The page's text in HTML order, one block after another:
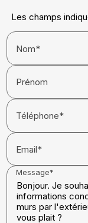
Les champs
Nom*
Prénom
Téléphone*
Email*
Message*